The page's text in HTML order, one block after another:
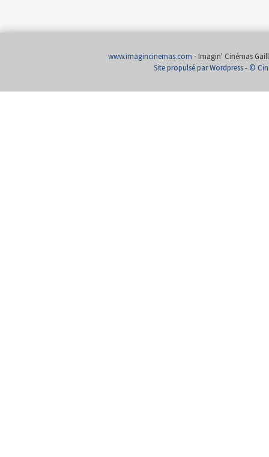
www.imagincinemas.com - Imagin' Cinémas
Site propulsé par Wordpress- ©